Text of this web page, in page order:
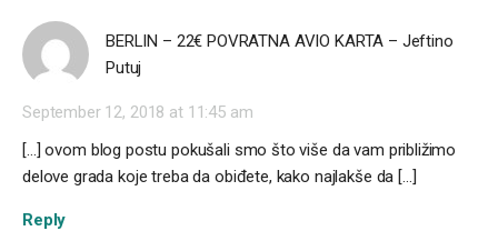
BERLIN – 22€ POVRATNA AVIO KARTA – Jeftino
Putuj
September 12, 2018 at 11:45 am
[…] ovom blog postu pokušali smo što više da vam približimo
delove grada koje treba da obiđete, kako najlakše da […]
Reply